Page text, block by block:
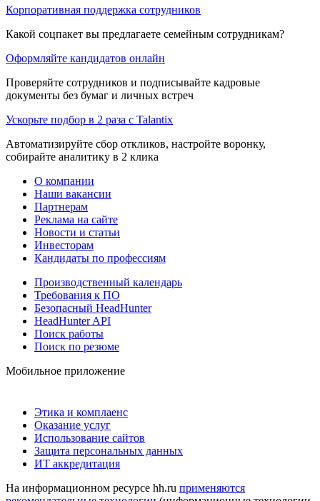
Корпоративная поддержка сотрудников
Какой соцпакет вы предлагаете семейным сотрудникам?
Оформляйте кандидатов онлайн
Проверяйте сотрудников и подписывайте кадровые
документы без бумаг и личных встреч
Ускорьте подбор в 2 раза с Talantix
Автоматизируйте сбор откликов, настройте воронку,
собирайте аналитику в 2 клика
О компании
Наши вакансии
Партнерам
Реклама на сайте
Новости и статьи
Инвесторам
Кандидаты по профессиям
Производственный календарь
Требования к ПО
Безопасный HeadHunter
HeadHunter API
Поиск работы
Поиск по резюме
Мобильное приложение
Этика и комплаенс
Оказание услуг
Использование сайтов
Защита персональных данных
ИТ аккредитация
На информационном ресурсе hh.ru применяются